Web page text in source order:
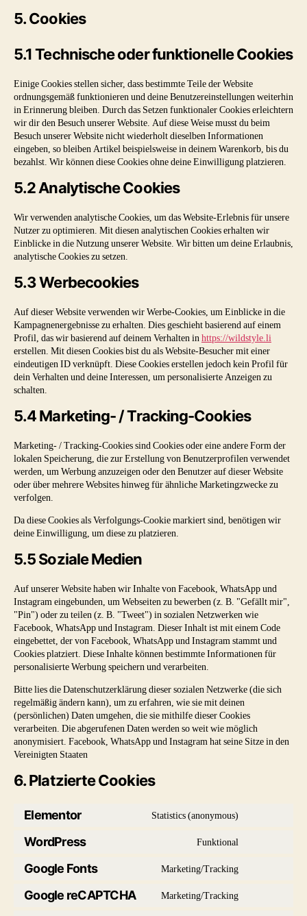
5. Cookies
5.1 Technische oder funktionelle Cookies
Einige Cookies stellen sicher, dass bestimmte Teile der Website
ordnungsgemäß funktionieren und deine Benutzereinstellungen weiterhin
in Erinnerung bleiben. Durch das Setzen funktionaler Cookies erleichtern
wir dir den Besuch unserer Website. Auf diese Weise musst du beim
Besuch unserer Website nicht wiederholt dieselben Informationen
eingeben, so bleiben Artikel beispielsweise in deinem Warenkorb, bis du
bezahlst. Wir können diese Cookies ohne deine Einwilligung platzieren.
5.2 Analytische Cookies
Wir verwenden analytische Cookies, um das Website-Erlebnis für unsere
Nutzer zu optimieren. Mit diesen analytischen Cookies erhalten wir
Einblicke in die Nutzung unserer Website. Wir bitten um deine Erlaubnis,
analytische Cookies zu setzen.
5.3 Werbecookies
Auf dieser Website verwenden wir Werbe-Cookies, um Einblicke in die
Kampagnenergebnisse zu erhalten. Dies geschieht basierend auf einem
Profil, das wir basierend auf deinem Verhalten inhttps://wildstyle.li
erstellen. Mit diesen Cookies bist du als Website-Besucher mit einer
eindeutigen ID verknüpft. Diese Cookies erstellen jedoch kein Profil für
dein Verhalten und deine Interessen, um personalisierte Anzeigen zu
schalten.
5.4 Marketing- / Tracking-Cookies
Marketing- / Tracking-Cookies sind Cookies oder eine andere Form der
lokalen Speicherung, die zur Erstellung von Benutzerprofilen verwendet
werden, um Werbung anzuzeigen oder den Benutzer auf dieser Website
oder über mehrere Websites hinweg für ähnliche Marketingzwecke zu
verfolgen.
Da diese Cookies als Verfolgungs-Cookie markiert sind, benötigen wir
deine Einwilligung, um diese zu platzieren.
5.5 Soziale Medien
Auf unserer Website haben wir Inhalte von Facebook, WhatsApp und
Instagram eingebunden, um Webseiten zu bewerben (z. B. "Gefällt mir",
"Pin") oder zu teilen (z. B. "Tweet") in sozialen Netzwerken wie
Facebook, WhatsApp und Instagram. Dieser Inhalt ist mit einem Code
eingebettet, der von Facebook, WhatsApp und Instagram stammt und
Cookies platziert. Diese Inhalte können bestimmte Informationen für
personalisierte Werbung speichern und verarbeiten.
Bitte lies die Datenschutzerklärung dieser sozialen Netzwerke (die sich
regelmäßig ändern kann), um zu erfahren, wie sie mit deinen
(persönlichen) Daten umgehen, die sie mithilfe dieser Cookies
verarbeiten. Die abgerufenen Daten werden so weit wie möglich
anonymisiert. Facebook, WhatsApp und Instagram hat seine Sitze in den
Vereinigten Staaten
6. Platzierte Cookies
Elementor Statistics (anonymous)
WordPress Funktional
Google Fonts Marketing/Tracking
Google reCAPTCHA Marketing/Tracking